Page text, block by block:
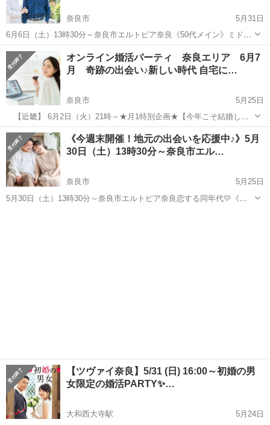
奈良市
5月31日
6月6日（土）13時30分～奈良市エルトピア奈良《50代メイン》ミドル
世代のパートナー探し／穏やかな関係が理想 癒しや落ち着きのある
恋しませんか？ 男性:年収400万以上穏やかな方 女性:穏やかで恋
愛に...
奈良 パーティー ホール
オンライン婚活パーティ 奈良エリア 6月7
月 奇跡の出会い♪新しい時代 自宅に…
奈良市
5月25日
【近畿】 6月2日（火）21時～★月1特別企画★【今年こそ結婚した
い方限定】ZOOM無料個別婚活相談セミナー 男性20歳～69歳0円 女
性20歳～69歳0円 https://www.passion-bridal....
奈良 奈良市 パーティー オンライン
《今週末開催！地元の出会いを応援中♪》5月
30日（土）13時30分～奈良市エル…
奈良市
5月25日
5月30日（土）13時30分～奈良市エルトピア奈良恋する同年代💛《一
【ツヴァイ奈良】5/31 (日) 16:00～初婚の男
女限定の婚活PARTY✨…
大和西大寺駅
5月24日